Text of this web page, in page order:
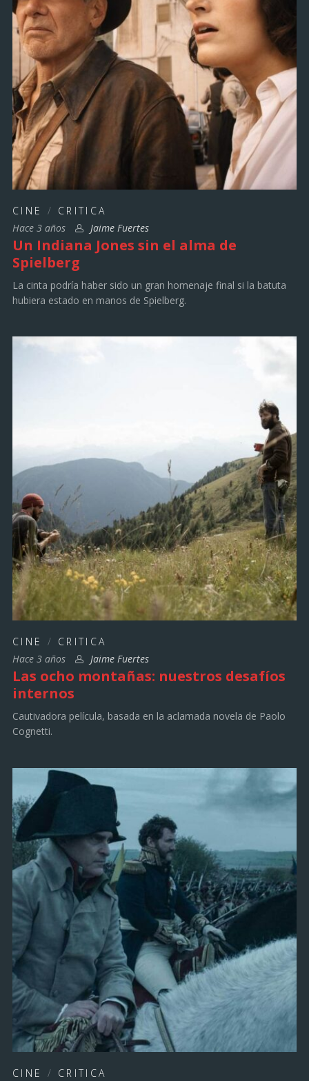
CINE / CRITICA
Hace 3 años
Jaime Fuertes
Un Indiana Jones sin el alma de
Spielberg
La cinta podría haber sido un gran homenaje final si la batuta
hubiera estado en manos de Spielberg.
CINE / CRITICA
Hace 3 años
Jaime Fuertes
Las ocho montañas: nuestros desafíos
internos
Cautivadora película, basada en la aclamada novela de Paolo
Cognetti.
CINE / CRITICA